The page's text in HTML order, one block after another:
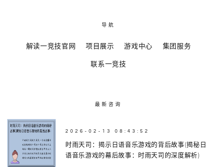
导航
解读一竞技官网 项目展示 游戏中心 集团服务
联系一竞技
最新咨询
2026-02-13 08:43:52
时雨天司：揭示日语音乐游戏的背后故事(揭秘日
语音乐游戏的幕后故事：时雨天司的深度解析)